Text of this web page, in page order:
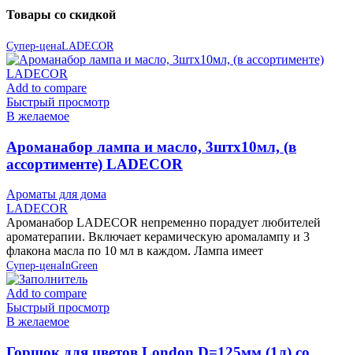
Товары со скидкой
Супер-ценаLADECOR
Add to compare
Быстрый просмотр
В желаемое
Ароманабор лампа и масло, 3штx10мл, (в
ассортименте) LADECOR
Ароматы для дома
LADECOR
Ароманабор LADECOR непременно порадует любителей
ароматерапии. Включает керамическую аромалампу и 3
флакона масла по 10 мл в каждом. Лампа имеет
Супер-ценаInGreen
Add to compare
Быстрый просмотр
В желаемое